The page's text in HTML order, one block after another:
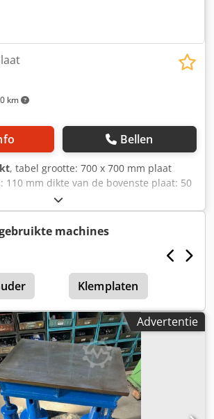
km
Bellen
, tabel grootte: 700 x 700 mm plaat
110 mm dikte van de bovenste plaat: 50
base: 780 mm gewicht: 250 kg
Ejk
machines
Klemplaten
Advertentie